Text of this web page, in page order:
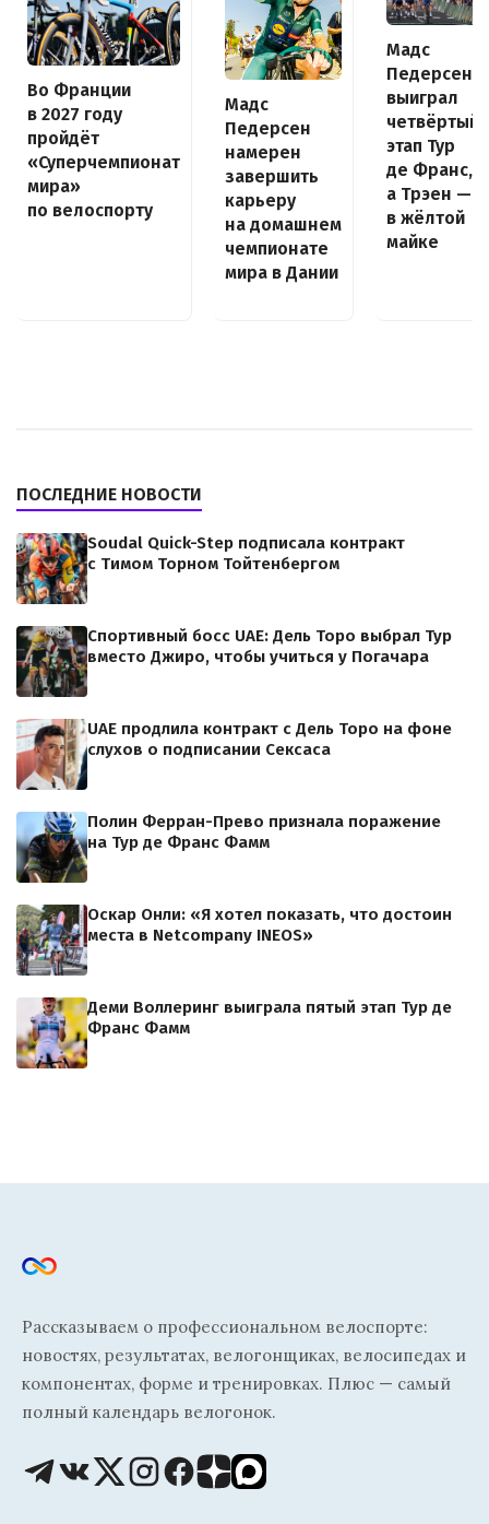
Во Франции
в 2027 году
пройдёт
«Суперчемпионат
мира»
по велоспорту
Мадс
Педерсен
намерен
завершить
карьеру
на домашнем
чемпионате
мира в Дании
Мадс
Педерсен
выиграл
четвёртый
этап Тур
де Франс,
а Трэен —
в жёлтой
майке
ПОСЛЕДНИЕ НОВОСТИ
Soudal Quick-Step подписала контракт
с Тимом Торном Тойтенбергом
Спортивный босс UAE: Дель Торо выбрал Тур
вместо Джиро, чтобы учиться у Погачара
UAE продлила контракт с Дель Торо на фоне
слухов о подписании Сексаса
Полин Ферран-Прево признала поражение
на Тур де Франс Фамм
Оскар Онли: «Я хотел показать, что достоин
места в Netcompany INEOS»
Деми Воллеринг выиграла пятый этап Тур де
Франс Фамм
Рассказываем о профессиональном велоспорте:
новостях, результатах, велогонщиках, велосипедах и
компонентах, форме и тренировках. Плюс — самый
полный календарь велогонок.